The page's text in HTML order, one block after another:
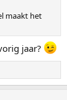
maakt het
jaar?